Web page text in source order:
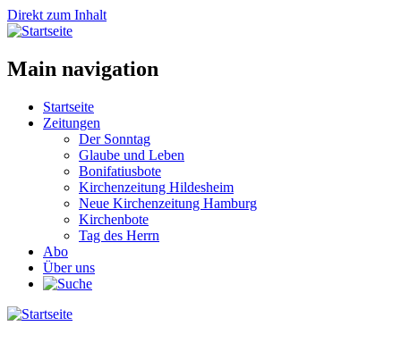
Direkt zum Inhalt
Main navigation
Startseite
Zeitungen
Der Sonntag
Glaube und Leben
Bonifatiusbote
Kirchenzeitung Hildesheim
Neue Kirchenzeitung Hamburg
Kirchenbote
Tag des Herrn
Abo
Über uns